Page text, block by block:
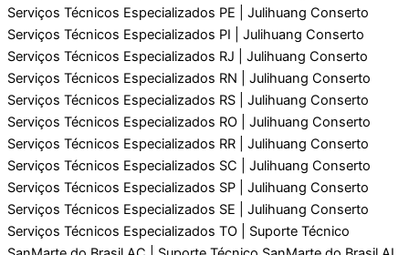
Serviços Técnicos Especializados PE | Julihuang Conserto
Serviços Técnicos Especializados PI | Julihuang Conserto
Serviços Técnicos Especializados RJ | Julihuang Conserto
Serviços Técnicos Especializados RN | Julihuang Conserto
Serviços Técnicos Especializados RS | Julihuang Conserto
Serviços Técnicos Especializados RO | Julihuang Conserto
Serviços Técnicos Especializados RR | Julihuang Conserto
Serviços Técnicos Especializados SC | Julihuang Conserto
Serviços Técnicos Especializados SP | Julihuang Conserto
Serviços Técnicos Especializados SE | Julihuang Conserto
Serviços Técnicos Especializados TO | Suporte Técnico